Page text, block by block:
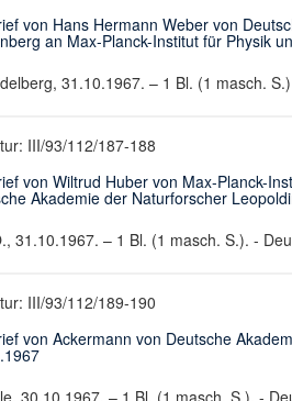
von Hans Hermann Weber von
an Max-Planck-Institut für Physik
31.10.1967. – 1 Bl. (1 masch.
III/93/112/187-188
von Wiltrud Huber von Max-Planck-
Akademie der Naturforscher
31.10.1967. – 1 Bl. (1 masch. S.). -
III/93/112/189-190
von Ackermann von Deutsche
30.10.1967. – 1 Bl. (1 masch. S.). -